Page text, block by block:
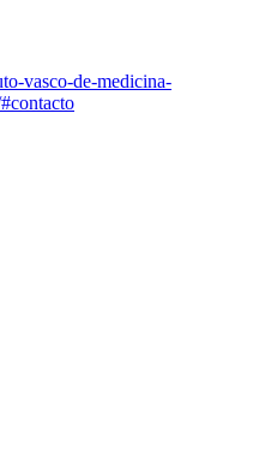
vasco-de-medicina-